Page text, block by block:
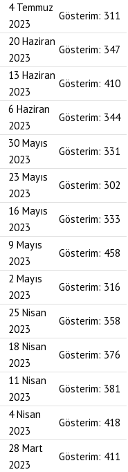
4 Temmuz
2023
Gösterim: 311
20 Haziran
2023
Gösterim: 347
13 Haziran
2023
Gösterim: 410
6 Haziran
2023
Gösterim: 344
30 Mayıs
2023
Gösterim: 331
23 Mayıs
2023
Gösterim: 302
16 Mayıs
2023
Gösterim: 333
9 Mayıs
2023
Gösterim: 458
2 Mayıs
2023
Gösterim: 316
25 Nisan
2023
Gösterim: 358
18 Nisan
2023
Gösterim: 376
11 Nisan
2023
Gösterim: 381
4 Nisan
2023
Gösterim: 418
28 Mart
2023
Gösterim: 411